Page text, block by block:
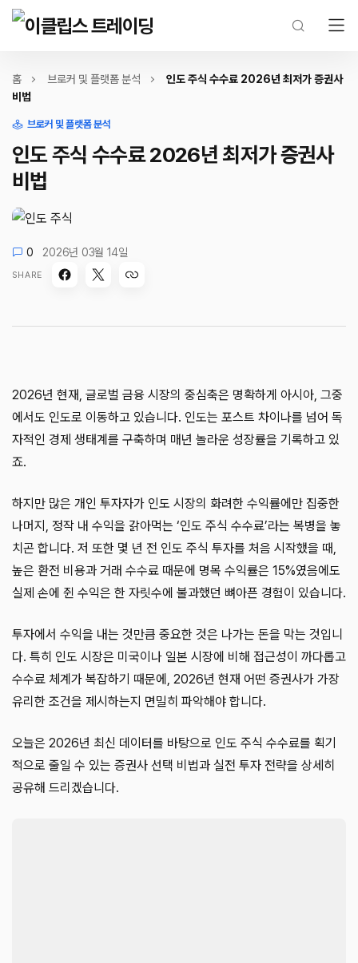
홈 브로커 및 플랫폼 분석
인도 주식 수수료 2026년 최저가 증권사
비법
브로커 및 플랫폼 분석
인도 주식 수수료 2026년 최저가 증권사
비법
0 2026년 03월 14일
SHARE
2026년 현재, 글로벌 금융 시장의 중심축은 명확하게 아시아, 그중
에서도 인도로 이동하고 있습니다. 인도는 포스트 차이나를 넘어 독
자적인 경제 생태계를 구축하며 매년 놀라운 성장률을 기록하고 있
죠.
하지만 많은 개인 투자자가 인도 시장의 화려한 수익률에만 집중한
나머지, 정작 내 수익을 갉아먹는 ‘인도 주식 수수료’라는 복병을 놓
치곤 합니다. 저 또한 몇 년 전 인도 주식 투자를 처음 시작했을 때,
높은 환전 비용과 거래 수수료 때문에 명목 수익률은 15%였음에도
실제 손에 쥔 수익은 한 자릿수에 불과했던 뼈아픈 경험이 있습니다.
투자에서 수익을 내는 것만큼 중요한 것은 나가는 돈을 막는 것입니
다. 특히 인도 시장은 미국이나 일본 시장에 비해 접근성이 까다롭고
수수료 체계가 복잡하기 때문에, 2026년 현재 어떤 증권사가 가장
유리한 조건을 제시하는지 면밀히 파악해야 합니다.
오늘은 2026년 최신 데이터를 바탕으로 인도 주식 수수료를 획기
적으로 줄일 수 있는 증권사 선택 비법과 실전 투자 전략을 상세히
공유해 드리겠습니다.